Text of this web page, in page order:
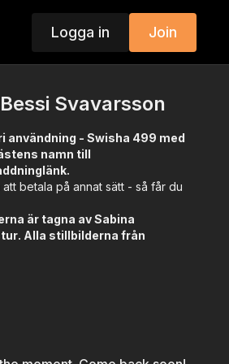
Logga in Join
Svavarsson
användning - Swisha 499 med
namn till
betala på annat sätt - så får du
är tagna av Sabina
. Alla stillbilderna från